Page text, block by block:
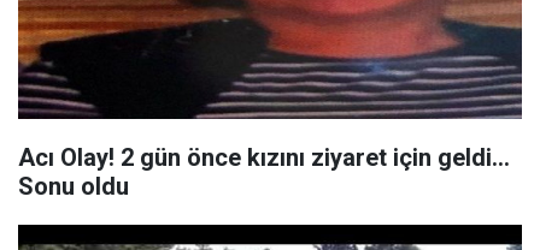
Acı Olay! 2 gün önce kızını ziyaret için geldi...
Sonu oldu